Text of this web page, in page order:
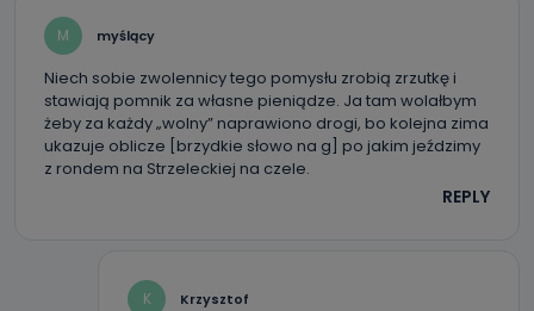
danych osobowych?
Można to zrobić pod numerem telefonu 62 735-51-05 lub
e-mailowo pod adresem: poczta@tvproart.pl
M myślący
Niech sobie zwolennicy tego pomysłu zrobią zrzutkę i
stawiają pomnik za własne pieniądze. Ja tam wolałbym
żeby za każdy „wolny” naprawiono drogi, bo kolejna zima
ukazuje oblicze [brzydkie słowo na g] po jakim jeździmy
z rondem na Strzeleckiej na czele.
REPLY
K Krzysztof